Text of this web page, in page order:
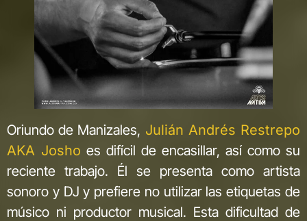
Oriundo de Manizales, Julián Andrés Restrepo
AKA Josho es difícil de encasillar, así como su
reciente trabajo. Él se presenta como artista
sonoro y DJ y prefiere no utilizar las etiquetas de
músico ni productor musical. Esta dificultad de